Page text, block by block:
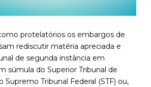
protelatórios os embargos de
rediscutir matéria apreciada e
de segunda instância em
súmula do Superior Tribunal de
Supremo Tribunal Federal (STF) ou,